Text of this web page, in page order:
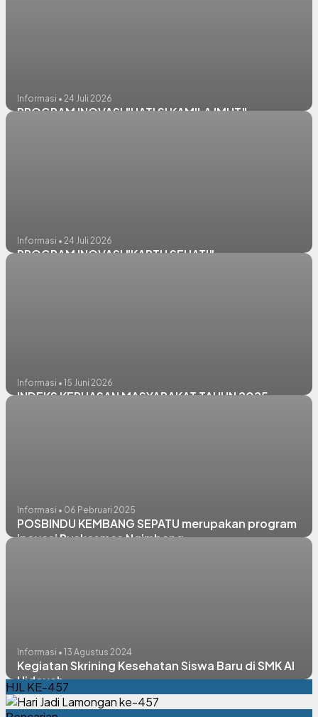
Informasi • 24 Juli 2026
PROGRAM INOVASI "HATI SI KAMILA IMUT"
Informasi • 24 Juli 2026
PROGRAM INOVASI "KARTU SEHATI"
Informasi • 15 Juni 2026
INDEKS KEPUASAN MASYARAKAT TAHUN 2025
Informasi • 06 Pebruari 2025
POSBINDU KEMBANG SEPATU merupakan program
inovasi Puskesmas Ngimbang
Informasi • 13 Agustus 2024
Kegiatan Skrining Kesehatan Siswa Baru di SMK Al
Hidayah
HJL KE-457